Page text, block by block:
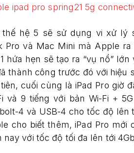
thế hệ 5 sẽ sử dụng vi xử lý
Pro và Mac Mini mà Apple
hứa hẹn sẽ tạo ra “vụ nổ”
thành công trước đó với hiệu
cuối cùng là iPad Pro giờ
và 9 tiếng với bản Wi-Fi +
4 và USB-4 cho tốc độ lên
cho biết thêm, iPad Pro
nay với tốc độ tối đa lên tới